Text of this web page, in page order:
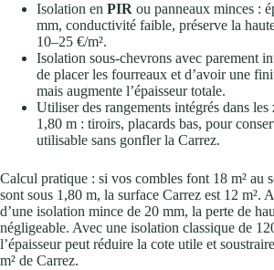
Isolation en PIR ou panneaux minces :
mm, conductivité faible, préserve la
10–25 €/m².
Isolation sous-chevrons avec parement
de placer les fourreaux et d’avoir une
mais augmente l’épaisseur totale.
Utiliser des rangements intégrés dans les
1,80 m : tiroirs, placards bas, pour
utilisable sans gonfler la Carrez.
Calcul pratique : si vos combles font 18 m² au
sont sous 1,80 m, la surface Carrez est 12 m².
d’une isolation mince de 20 mm, la perte de
négligeable. Avec une isolation classique de
l’épaisseur peut réduire la cote utile et
m² de Carrez.